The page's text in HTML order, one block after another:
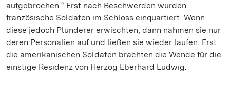
aufgebrochen.“ Erst nach Beschwerden wurden
französische Soldaten im Schloss einquartiert. Wenn
diese jedoch Plünderer erwischten, dann nahmen sie nur
deren Personalien auf und ließen sie wieder laufen. Erst
die amerikanischen Soldaten brachten die Wende für die
einstige Residenz von Herzog Eberhard Ludwig.